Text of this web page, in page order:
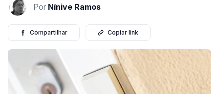
Por Nínive Ramos
Compartilhar Copiar link